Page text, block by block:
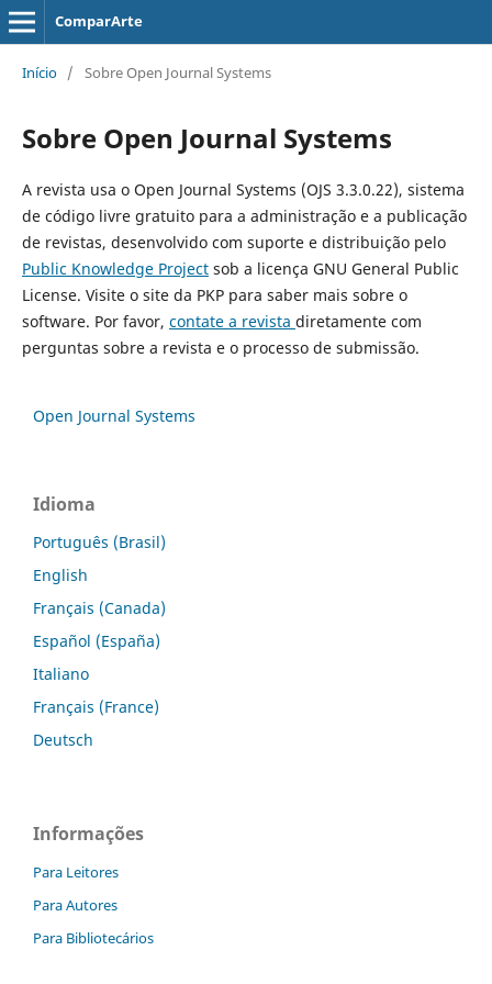
ComparArte
Início / Sobre Open Journal Systems
Sobre Open Journal Systems
A revista usa o Open Journal Systems (OJS 3.3.0.22), sistema
de código livre gratuito para a administração e a publicação
de revistas, desenvolvido com suporte e distribuição pelo
Public Knowledge Projectsob a licença GNU General Public
License. Visite o site da PKP para saber mais sobre o
software. Por favor, contate a revista diretamente com
perguntas sobre a revista e o processo de submissão.
Open Journal Systems
Idioma
Português (Brasil)
English
Français (Canada)
Español (España)
Italiano
Français (France)
Deutsch
Informações
Para Leitores
Para Autores
Para Bibliotecários